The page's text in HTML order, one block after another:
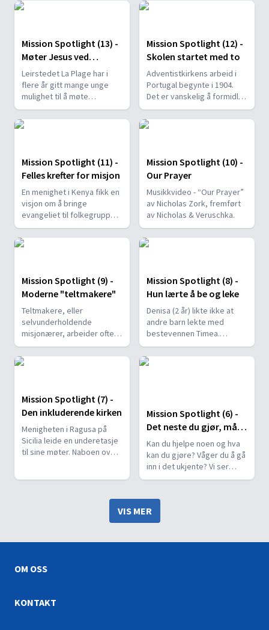
Mission Spotlight (13) -
Møter Jesus ved
leirbålet
Leirstedet La Plage har i
flere år gitt mange unge
mulighet til å møte
jevnaldrende, bygge
vennskap og bli inspirert av
kirkeledere og pastorer til
møte med Jesus.
Mission Spotlight (12) -
Skolen startet med to
Adventistkirkens arbeid i
Portugal begynte i 1904.
Det er vanskelig å formidle
evangeliet til travle
mennesker. Setubal
adventistskole skaper
større og bedre fasiliteter.
Mission Spotlight (11) -
Felles krefter for misjon
En menighet i Kenya fikk en
visjon om å bringe
evangeliet til folkegrupper i
sin nærhet. Deres initiativ
fikk med seg Global
Mission, REACH
en samlet innsats for
Samburufolket.
Mission Spotlight (10) -
Our Prayer
Musikkvideo - “Our Prayer”
av Nicholas Zork, fremført
av Nicholas & Veruschka.
Mission Spotlight (9) -
Moderne "teltmakere"
Teltmakere, eller
selvunderholdende
misjonærer, arbeider ofte i
land og områder hvor vanlig
misjonsarbeid er vanskelig
eller umulig. Adventist
materiell og fellesskap for
åndelig fornyelse.
Mission Spotlight (8) -
Hun lærte å be og leke
Denisa (2 år) likte ikke at
andre barn lekte med
bestevennen Timea.
Gjennom bønn og
veiledning lærte hun å leke
også med andre barn. Det
Romania.
Mission Spotlight (7) -
Den inkluderende kirken
Menigheten i Ragusa på
Sicilia leide en underetasje
til sine møter. Naboen over
kirken ferdig og de driver
flere aktiviteter til nytte for
Mission Spotlight (6) -
Det neste du gjør, må
du gjøre riktig!
Kan du hjelpe noen og hva
kan du gjøre? Våger du å gå
inn i det ukjente? Vi ser
noen eksempler på
flyktninger.
VIS MER
OM OSS
KONTAKT